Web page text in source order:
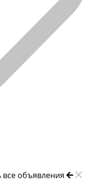
все объявления